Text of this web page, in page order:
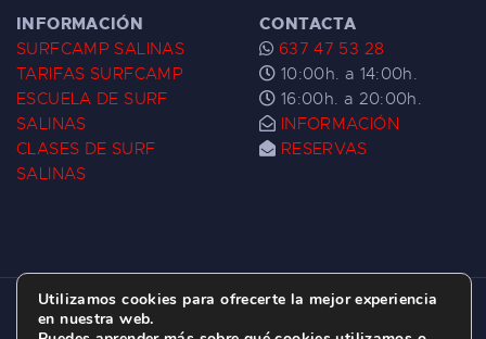
INFORMACIÓN
SURFCAMP SALINAS
TARIFAS SURFCAMP
ESCUELA DE SURF
SALINAS
CLASES DE SURF
SALINAS
CONTACTA
637 47 53 28
10:00h. a 14:00h.
16:00h. a 20:00h.
INFORMACIÓN
RESERVAS
ESCUELA DE SURF LAS DUNAS ©
2026.
Utilizamos cookies para ofrecerte la mejor experiencia
en nuestra web.